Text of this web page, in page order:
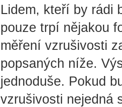
Lidem, kteří by rádi
pouze trpí nějakou
měření vzrušivosti
popsaných níže.
jednoduše. Pokud
vzrušivosti nejedná